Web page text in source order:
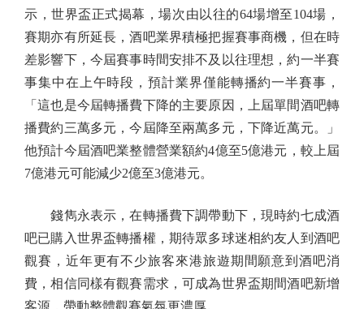
示，世界盃正式揭幕，場次由以往的64場增至104場，
賽期亦有所延長，酒吧業界積極把握賽事商機，但在時
差影響下，今屆賽事時間安排不及以往理想，約一半賽
事集中在上午時段，預計業界僅能轉播約一半賽事，
「這也是今屆轉播費下降的主要原因，上屆單間酒吧轉
播費約三萬多元，今屆降至兩萬多元，下降近萬元。」
他預計今屆酒吧業整體營業額約4億至5億港元，較上屆
7億港元可能減少2億至3億港元。
錢雋永表示，在轉播費下調帶動下，現時約七成酒
吧已購入世界盃轉播權，期待眾多球迷相約友人到酒吧
觀賽，近年更有不少旅客來港旅遊期間願意到酒吧消
費，相信同樣有觀賽需求，可成為世界盃期間酒吧新增